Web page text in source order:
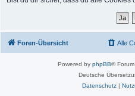
Foren-Übersicht Alle
Powered by phpBB®
Deutsche
Datenschutz|